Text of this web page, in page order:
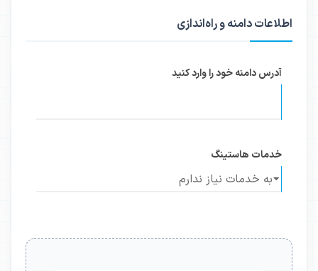
اطلاعات دامنه و راه‌اندازی
آدرس دامنه خود را وارد کنید
خدمات هاستینگ